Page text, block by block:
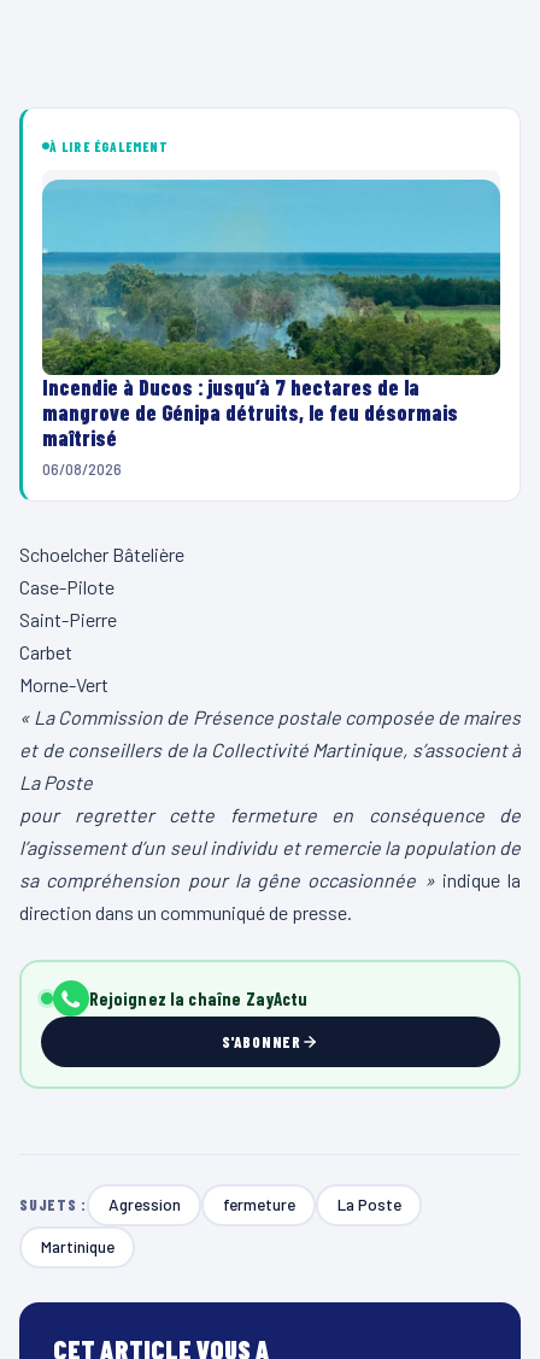
À LIRE ÉGALEMENT
Incendie à Ducos : jusqu’à 7 hectares de la
mangrove de Génipa détruits, le feu désormais
maîtrisé
06/08/2026
Schoelcher Bâtelière
Case-Pilote
Saint-Pierre
Carbet
Morne-Vert
« La Commission de Présence postale composée de maires
et de conseillers de la Collectivité Martinique, s’associent à
La Poste
pour regretter cette fermeture en conséquence de
l’agissement d’un seul individu et remercie la population de
sa compréhension pour la gêne occasionnée »indique la
direction dans un communiqué de presse.
Rejoignez la chaîne ZayActu
S'ABONNER
SUJETS : Agression fermeture La Poste
Martinique
CET ARTICLE VOUS A